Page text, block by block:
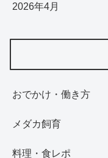
2026年4月
おでかけ・働き方
メダカ飼育
料理・食レポ